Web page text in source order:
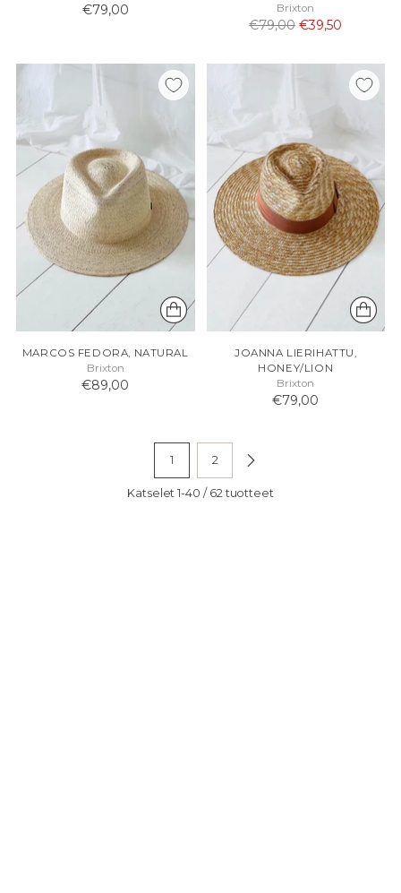
€79,00
Brixton
Normaali
€79,00 €39,50
MARCOS FEDORA, NATURAL
Brixton
€89,00
JOANNA LIERIHATTU,
HONEY/LION
Brixton
€79,00
1 2
Katselet 1-40 / 62 tuotteet